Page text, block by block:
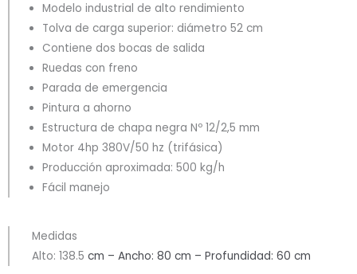
Modelo industrial de alto rendimiento
Tolva de carga superior: diámetro 52 cm
Contiene dos bocas de salida
Ruedas con freno
Parada de emergencia
Pintura a ahorno
Estructura de chapa negra Nº 12/2,5 mm
Motor 4hp 380V/50 hz (trifásica)
Producción aproximada: 500 kg/h
Fácil manejo
Medidas
Alto: 138.5 cm – Ancho: 80 cm – Profundidad: 60 cm